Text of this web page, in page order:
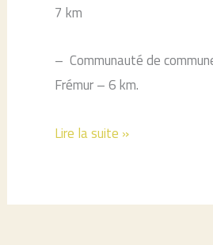
7 km
– Communauté de
Frémur – 6 km.
Plantations……
Lire la suite »